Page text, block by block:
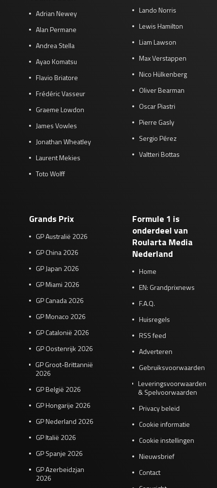
Adrian Newey
Alan Permane
Andrea Stella
Ayao Komatsu
Flavio Briatore
Frédéric Vasseur
Graeme Lowdon
James Vowles
Jonathan Wheatley
Laurent Mekies
Toto Wolff
Lando Norris
Lewis Hamilton
Liam Lawson
Max Verstappen
Nico Hülkenberg
Oliver Bearman
Oscar Piastri
Pierre Gasly
Sergio Pérez
Valtteri Bottas
Grands Prix
GP Australië 2026
GP China 2026
GP Japan 2026
GP Miami 2026
GP Canada 2026
GP Monaco 2026
GP Catalonië 2026
GP Oostenrijk 2026
GP Groot-Brittannië
2026
GP België 2026
GP Hongarije 2026
GP Nederland 2026
GP Italië 2026
GP Spanje 2026
GP Azerbeidzjan
2026
Formule 1 is
onderdeel van
Roularta Media
Nederland
Home
EN: Grandprixnews
F.A.Q.
Huisregels
RSS feed
Adverteren
Gebruiksvoorwaarden
Leveringsvoorwaarden
& Spelvoorwaarden
Privacy beleid
Cookie informatie
Cookie instellingen
Nieuwsbrief
Contact